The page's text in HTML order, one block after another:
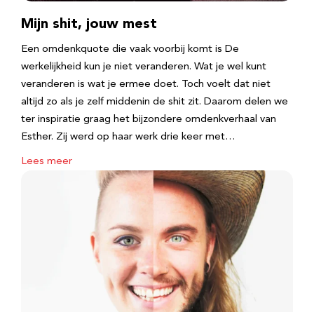
Mijn shit, jouw mest
Een omdenkquote die vaak voorbij komt is De
werkelijkheid kun je niet veranderen. Wat je wel kunt
veranderen is wat je ermee doet. Toch voelt dat niet
altijd zo als je zelf middenin de shit zit. Daarom delen we
ter inspiratie graag het bijzondere omdenkverhaal van
Esther. Zij werd op haar werk drie keer met…
Lees meer